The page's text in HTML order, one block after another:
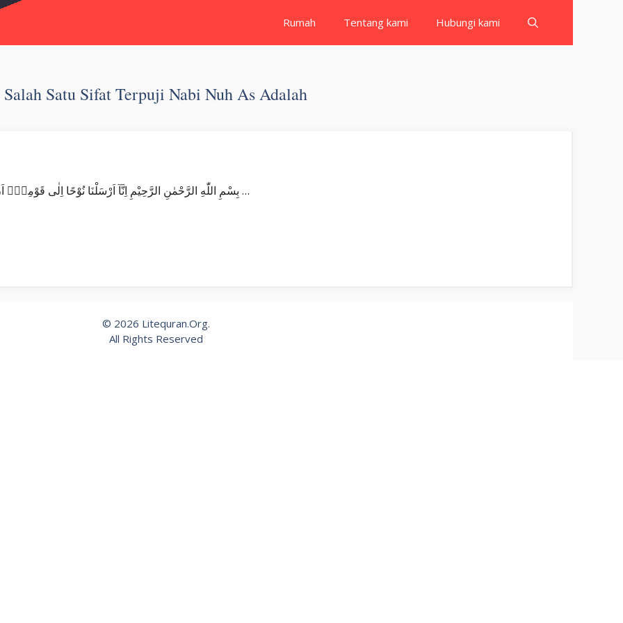
Rumah Tentang kami Hubungi kami
Salah Satu Sifat Terpuji Nabi Nuh As Adalah
Surat Nuh بِسْمِ اللّٰهِ الرَّحْمٰنِ الرَّحِيْمِ اِنَّآ اَرْسَلْنَا نُوْحًا اِلٰى قَوْمِهٖٓ اَنْ اَنْذِرْ قَوْمَكَ مِنْ قَبْلِ اَنْ يَّأْتِيَهُمْ عَذَابٌ اَلِيْمٌ …
© 2026 Litequran.Org.
All Rights Reserved